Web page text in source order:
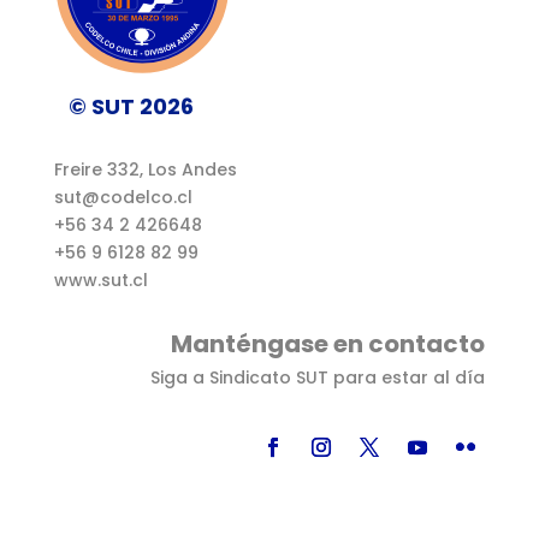
© SUT 2026
Freire 332, Los Andes
sut@codelco.cl
+56 34 2 426648
+56 9 6128 82 99
www.sut.cl
Manténgase en contacto
Siga a Sindicato SUT para estar al día